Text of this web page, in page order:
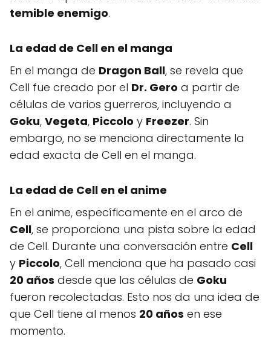
temible enemigo.
La edad de Cell en el manga
En el manga de Dragon Ball, se revela que
Cell fue creado por el Dr. Gero a partir de
células de varios guerreros, incluyendo a
Goku, Vegeta, Piccolo y Freezer. Sin
embargo, no se menciona directamente la
edad exacta de Cell en el manga.
La edad de Cell en el anime
En el anime, específicamente en el arco de
Cell, se proporciona una pista sobre la edad
de Cell. Durante una conversación entre Cell
y Piccolo, Cell menciona que ha pasado casi
20 años desde que las células de Goku
fueron recolectadas. Esto nos da una idea de
que Cell tiene al menos 20 años en ese
momento.